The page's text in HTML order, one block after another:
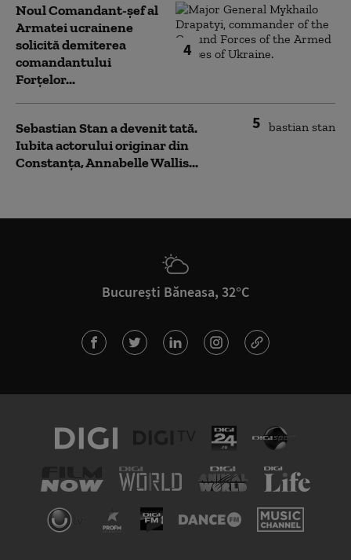
4
Noul Comandant-șef al
Armatei ucrainene
solicită demiterea
comandantului
Forțelor...
5
Sebastian Stan a devenit tată.
Iubita actorului originar din
Constanța, Annabelle Wallis...
București Băneasa, 32°C